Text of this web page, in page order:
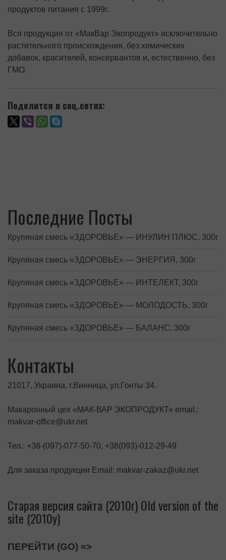
продуктов питания с 1999г.
Вся продукция от «МакВар Экопродукт» исключительно
растительного происхождения, без химических
добавок, красителей, консервантов и, естественно, без
ГМО.
Поделится в соц.сетях:
Последние Посты
Крупяная смесь «ЗДОРОВЬЕ» — ИНУЛИН ПЛЮС, 300г
Крупяная смесь «ЗДОРОВЬЕ» — ЭНЕРГИЯ, 300г
Крупяная смесь «ЗДОРОВЬЕ» — ИНТЕЛЕКТ, 300г
Крупяная смесь «ЗДОРОВЬЕ» — МОЛОДОСТЬ, 300г
Крупяная смесь «ЗДОРОВЬЕ» — БАЛАНС, 300г
Контакты
21017, Украина, г.Винница, ул.Гонты 34.
Макаронный цех «МАК-ВАР ЭКОПРОДУКТ» email.:
makvar-office@ukr.net
Тел.: +38-(097)-077-50-70, +38(093)-012-29-49
Для заказа продукции Email: makvar-zakaz@ukr.net
Старая версия сайта (2010г) Old version of the
site (2010y)
ПЕРЕЙТИ (GO) =>